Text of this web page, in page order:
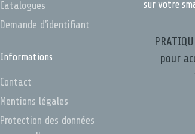
Catalogues
Demande d'identifiant
Informations
Contact
Mentions légales
Protection des données
sur votre
pour